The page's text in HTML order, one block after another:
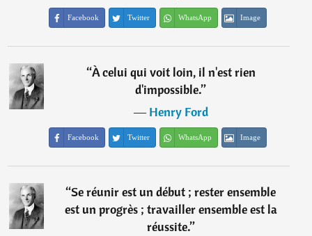
Facebook Twitter WhatsApp Image
“À celui qui voit loin, il n'est rien
d'impossible.”
―Henry Ford
Facebook Twitter WhatsApp Image
“Se réunir est un début ; rester ensemble
est un progrès ; travailler ensemble est la
réussite.”